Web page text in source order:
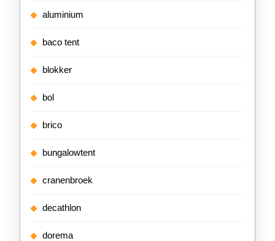
aluminium
baco tent
blokker
bol
brico
bungalowtent
cranenbroek
decathlon
dorema